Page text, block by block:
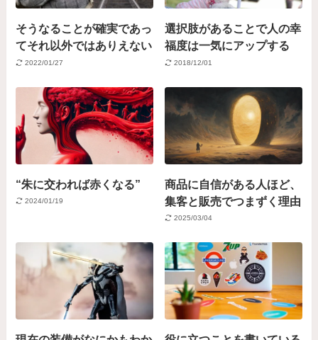
そうなることが確実であっ
てそれ以外ではありえない
2022/01/27
選択肢があることで人の幸
福度は一気にアップする
2018/12/01
“朱に交われば赤くなる”
2024/01/19
商品に自信がある人ほど、
集客と販売でつまずく理由
2025/03/04